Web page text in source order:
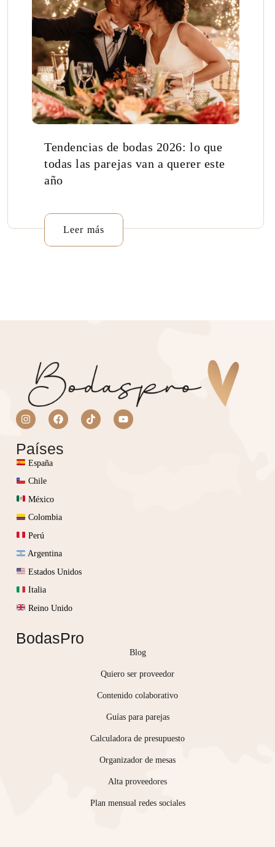
Tendencias de bodas 2026: lo que
todas las parejas van a querer este
año
Leer más
Países
España
Chile
México
Colombia
Perú
Argentina
Estados Unidos
Italia
Reino Unido
BodasPro
Blog
Quiero ser proveedor
Contenido colaborativo
Guías para parejas
Calculadora de presupuesto
Organizador de mesas
Alta proveedores
Plan mensual redes sociales